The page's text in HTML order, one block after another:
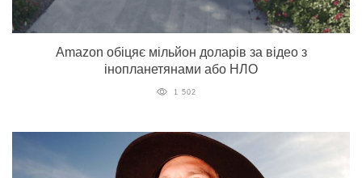
Amazon обіцяє мільйон доларів за відео з
інопланетянами або НЛО
1 502